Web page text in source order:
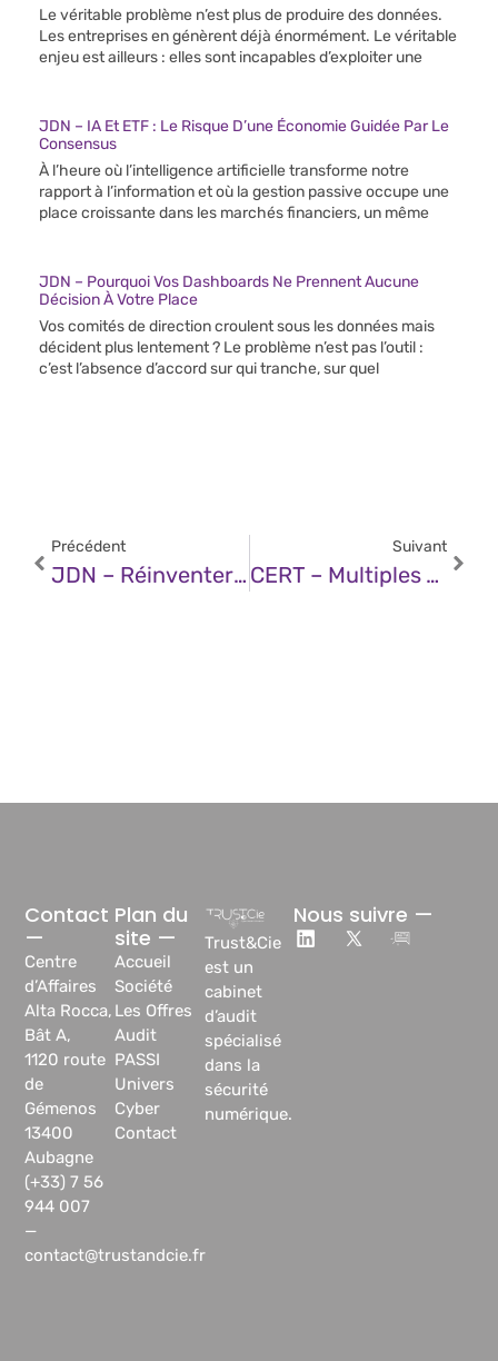
Le véritable problème n’est plus de produire des données.
Les entreprises en génèrent déjà énormément. Le véritable
enjeu est ailleurs : elles sont incapables d’exploiter une
JDN – IA Et ETF : Le Risque D’une Économie Guidée Par Le
Consensus
À l’heure où l’intelligence artificielle transforme notre
rapport à l’information et où la gestion passive occupe une
place croissante dans les marchés financiers, un même
JDN – Pourquoi Vos Dashboards Ne Prennent Aucune
Décision À Votre Place
Vos comités de direction croulent sous les données mais
décident plus lentement ? Le problème n’est pas l’outil :
c’est l’absence d’accord sur qui tranche, sur quel
Précédent
JDN – Réinventer Le Premier Emploi À L’ère De L’IA : Menace Ou Opportunité ?
Suivant
CERT – Multiples Vulnérabilités Dans Liferay (23 Septembre 2025)
Trust&Cie
est un
cabinet
d’audit
spécialisé
dans la
sécurité
numérique.
Plan du
site —
Accueil
Société
Les Offres
Audit
PASSI
Univers
Cyber
Contact
Contact
—
Centre
d’Affaires
Alta Rocca,
Bât A,
1120 route
de
Gémenos
13400
Aubagne
(+33) 7 56
944 007
—
contact@trustandcie.fr
Nous suivre —